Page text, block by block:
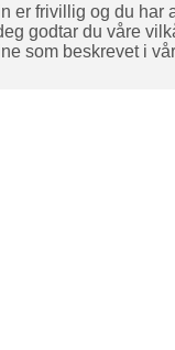
er frivillig og du har
godtar du våre
som beskrevet i